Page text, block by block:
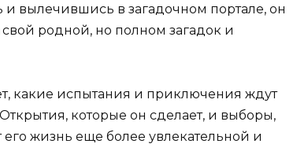
вылечившись в загадочном портале, он
родной, но полном загадок и
какие испытания и приключения ждут
которые он сделает, и выборы,
жизнь еще более увлекательной и